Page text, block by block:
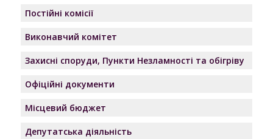
Постійні комісії
Виконавчий комітет
Захисні споруди, Пункти Незламності та обігріву
Офіційні документи
Місцевий бюджет
Депутатська діяльність